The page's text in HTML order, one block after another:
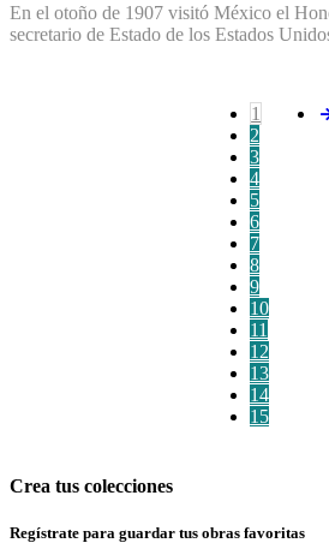
En el otoño de 1907 visitó México el
secretario de Estado de los Estados
1
2
3
4
5
6
7
8
9
10
11
12
13
14
15
Crea tus colecciones
Regístrate para guardar tus obras favoritas